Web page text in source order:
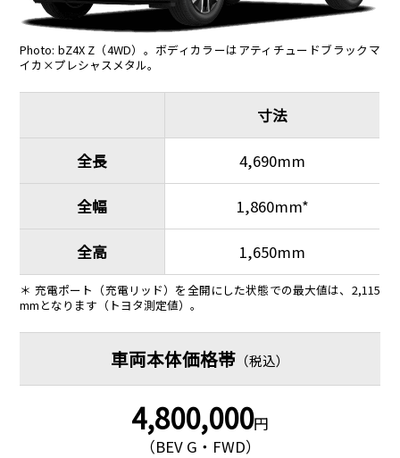
Photo: bZ4X Z（4WD）。ボディカラーはアティチュードブラックマ
イカ×プレシャスメタル。
寸法
全長 4,690mm
全幅 1,860mm*
全高 1,650mm
＊ 充電ポート（充電リッド）を全開にした状態での最大値は、2,115
mmとなります（トヨタ測定値）。
車両本体価格帯 （税込）
4,800,000円
（BEV G・FWD）